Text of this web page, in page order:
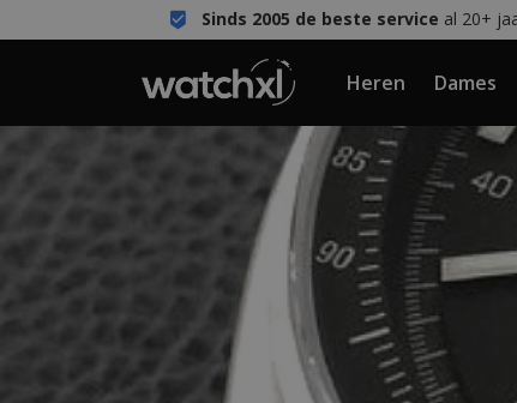
Sinds 2005 de beste service al 20+
Heren Dames